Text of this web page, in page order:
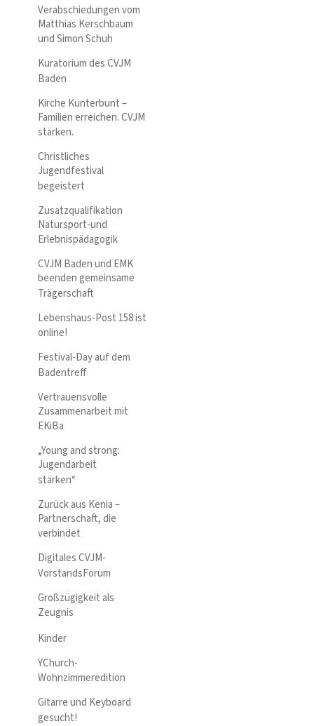
Verabschiedungen vom
Matthias Kerschbaum
und Simon Schuh
Kuratorium des CVJM
Baden
Kirche Kunterbunt –
Familien erreichen. CVJM
stärken.
Christliches
Jugendfestival
begeistert
Zusatzqualifikation
Natursport-und
Erlebnispädagogik
CVJM Baden und EMK
beenden gemeinsame
Trägerschaft
Lebenshaus-Post 158 ist
online!
Festival-Day auf dem
Badentreff
Vertrauensvolle
Zusammenarbeit mit
EKiBa
„Young and strong:
Jugendarbeit
stärken“
Zurück aus Kenia –
Partnerschaft, die
verbindet
Digitales CVJM-
VorstandsForum
Großzügigkeit als
Zeugnis
Kinder
YChurch-
Wohnzimmeredition
Gitarre und Keyboard
gesucht!